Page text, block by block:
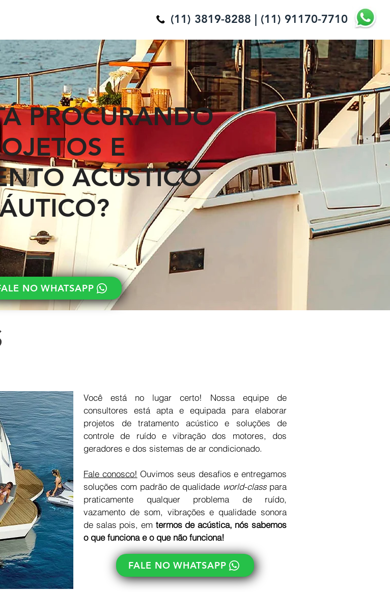
(11) 3819-8288 | (11) 91170-7710
NO WHATSAPP
PROCURANDO
E
ACÚSTICO
Você está no lugar certo! Nossa equipe de
consultores está apta e equipada para elaborar
projetos de tratamento acústico e soluções de
controle de ruído e vibração dos motores, dos
geradores e dos sistemas de ar condicionado.
Fale conosco! Ouvimos seus desafios e entregamos
soluções com padrão de qualidade world-classpara
praticamente qualquer problema de ruído,
vazamento de som, vibrações e qualidade sonora
de salas pois, em termos de acústica, nós sabemos
o que funciona e o que não funciona!
FALE NO WHATSAPP